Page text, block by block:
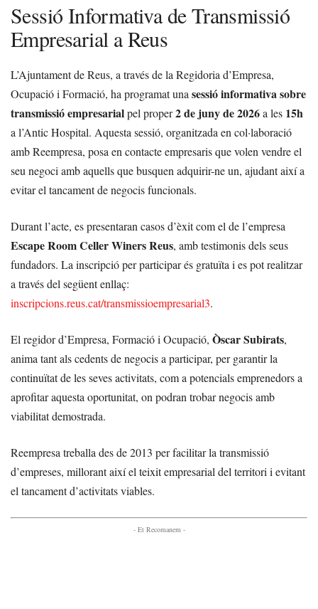
Sessió Informativa de Transmissió
Empresarial a Reus
L’Ajuntament de Reus, a través de la Regidoria d’Empresa,
Ocupació i Formació, ha programat unasessió informativa sobre
transmissió empresarialpel proper2 de juny de 2026a les 15h
a l’Antic Hospital. Aquesta sessió, organitzada en col·laboració
amb Reempresa, posa en contacte empresaris que volen vendre el
seu negoci amb aquells que busquen adquirir-ne un, ajudant així a
evitar el tancament de negocis funcionals.
Durant l’acte, es presentaran casos d’èxit com el de l’empresa
Escape Room Celler Winers Reus, amb testimonis dels seus
fundadors. La inscripció per participar és gratuïta i es pot realitzar
a través del següent enllaç:
inscripcions.reus.cat/transmissioempresarial3.
El regidor d’Empresa, Formació i Ocupació, Òscar Subirats,
anima tant als cedents de negocis a participar, per garantir la
continuïtat de les seves activitats, com a potencials emprenedors a
aprofitar aquesta oportunitat, on podran trobar negocis amb
viabilitat demostrada.
Reempresa treballa des de 2013 per facilitar la transmissió
d’empreses, millorant així el teixit empresarial del territori i evitant
el tancament d’activitats viables.
- Et Recomanem -